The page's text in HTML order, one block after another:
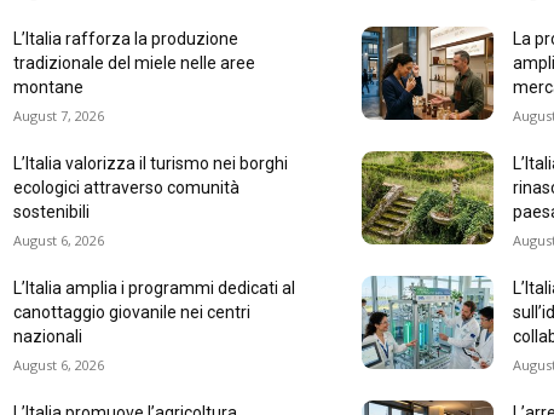
L’Italia rafforza la produzione
tradizionale del miele nelle aree
montane
August 7, 2026
La
L’Italia valorizza il turismo nei borghi
ecologici attraverso comunità
sostenibili
August 6, 2026
L’Italia amplia i programmi dedicati al
canottaggio giovanile nei centri
nazionali
August 6, 2026